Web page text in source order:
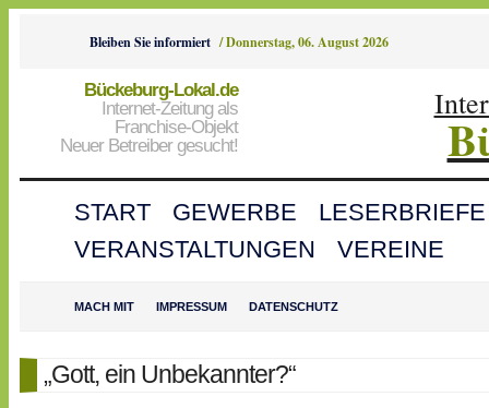
Bleiben Sie informiert /Donnerstag, 06. August 2026
Bückeburg-Lokal.de
Internet-Zeitung als
Franchise-Objekt
Neuer Betreiber gesucht!
START GEWERBE
LESERBRIEFE
VERANSTALTUNGEN
VEREINE
MACH MIT IMPRESSUM DATENSCHUTZ
„Gott, ein Unbekannter?“